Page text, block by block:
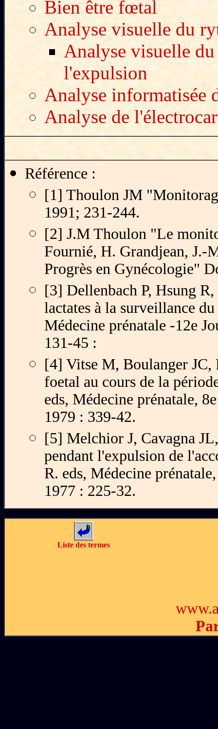
Bien être fœtal
Analyse visuelle du
Analyse visuelle
l'expulsion
Analyse informatisée
Analyse de
Référence :
[1] Thoulon JM
1991; 231-244.
[2] J.M Thoulon "Le
Fournié, H. Grandjean,
Progrès en Gynécologie"
[3] Dellenbach P, Hsung
lactates à la surveillance
Médecine prénatale -12e
131-45 :
[4] Vitse M, Boulanger
foetal au cours de la
eds, Médecine prénatale,
1979 : 339-42.
[5] Melchior J, Cavagna
pendant l'expulsion de
R. eds, Médecine
1977 : 225-32.
Liste des termes